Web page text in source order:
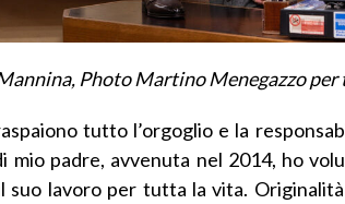
Photo Martino Menegazzo per
tutto l’orgoglio e la
mio padre, avvenuta nel 2014, ho
suo lavoro per tutta la vita.